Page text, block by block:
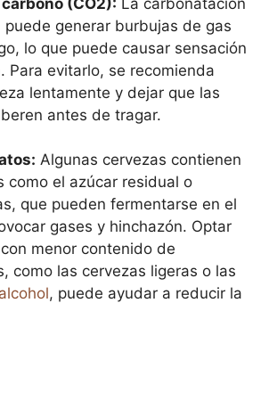
puede generar burbujas de gas
lo que puede causar sensación
Para evitarlo, se recomienda
lentamente y dejar que las
antes de tragar.
Algunas cervezas contienen
como el azúcar residual o
que pueden fermentarse en el
gases y hinchazón. Optar
menor contenido de
como las cervezas ligeras o las
, puede ayudar a reducir la